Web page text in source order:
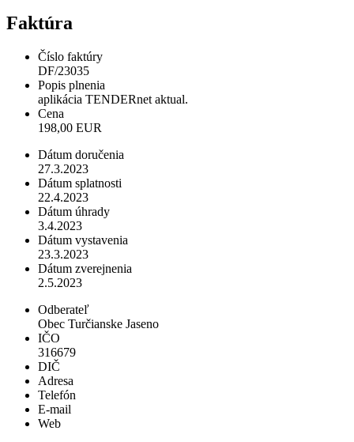
Faktúra
Číslo faktúry
DF/23035
Popis plnenia
aplikácia TENDERnet aktual.
Cena
198,00 EUR
Dátum doručenia
27.3.2023
Dátum splatnosti
22.4.2023
Dátum úhrady
3.4.2023
Dátum vystavenia
23.3.2023
Dátum zverejnenia
2.5.2023
Odberateľ
Obec Turčianske Jaseno
IČO
316679
DIČ
Adresa
Telefón
E-mail
Web